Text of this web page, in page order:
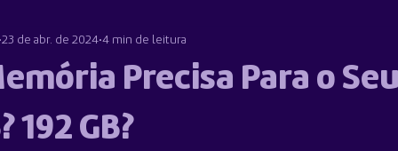
Precisa Para o
192 GB?
23 de abr. de 2024 4 min de leitura